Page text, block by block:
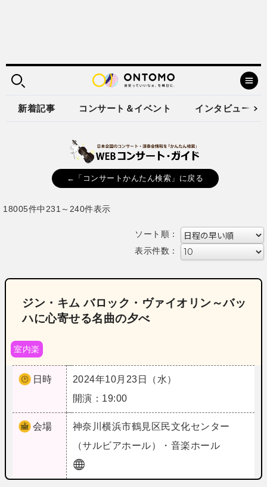
新着記事 コンサート＆イベント インタビュー
←「コンサートかんたん検索」に戻る
18005件中231～240件表示
ソート順：
表示件数：
ジン・キム バロック・ヴァイオリン～バッ
ハに心寄せる名曲の夕べ
室内楽
日時
2024年10月23日（水）
開演：19:00
会場 神奈川横浜市鶴見区民文化センター
（サルビアホール）・音楽ホール